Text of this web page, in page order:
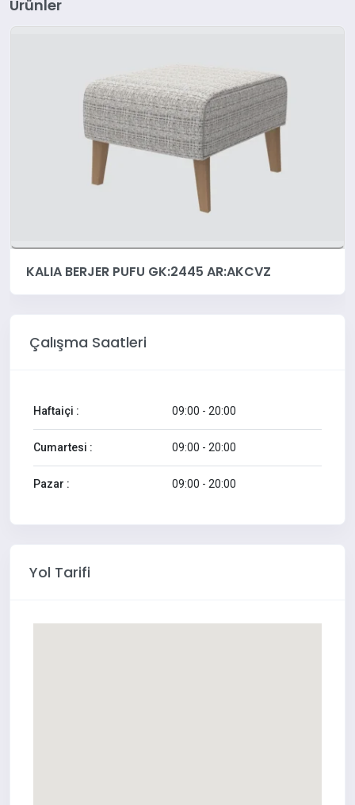
Ürünler
KALIA BERJER PUFU GK:2445 AR:AKCVZ
Çalışma Saatleri
Haftaiçi : 09:00 - 20:00
Cumartesi : 09:00 - 20:00
Pazar : 09:00 - 20:00
Yol Tarifi